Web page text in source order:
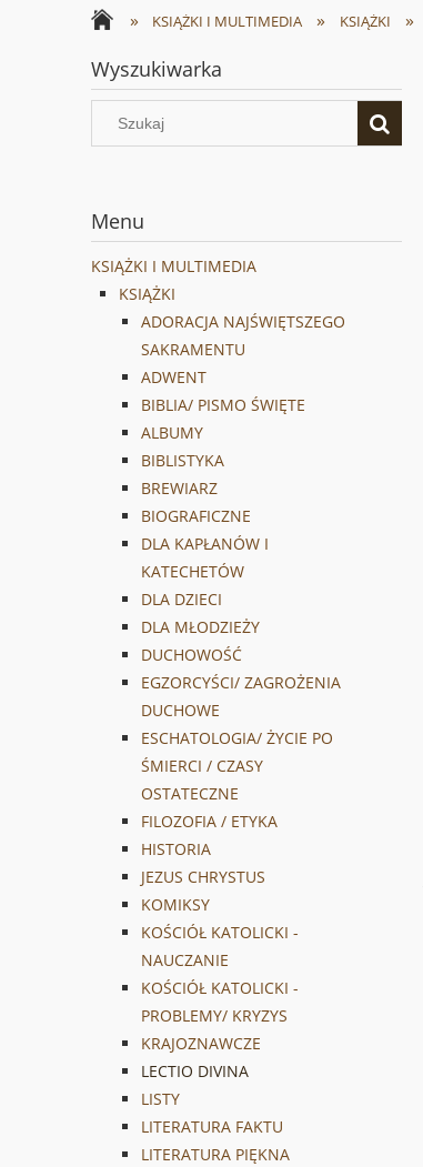
» KSIĄŻKI I MULTIMEDIA » KSIĄŻKI »
Wyszukiwarka
Menu
KSIĄŻKI I MULTIMEDIA
KSIĄŻKI
ADORACJA NAJŚWIĘTSZEGO
SAKRAMENTU
ADWENT
BIBLIA/ PISMO ŚWIĘTE
ALBUMY
BIBLISTYKA
BREWIARZ
BIOGRAFICZNE
DLA KAPŁANÓW I
KATECHETÓW
DLA DZIECI
DLA MŁODZIEŻY
DUCHOWOŚĆ
EGZORCYŚCI/ ZAGROŻENIA
DUCHOWE
ESCHATOLOGIA/ ŻYCIE PO
ŚMIERCI / CZASY
OSTATECZNE
FILOZOFIA / ETYKA
HISTORIA
JEZUS CHRYSTUS
KOMIKSY
KOŚCIÓŁ KATOLICKI -
NAUCZANIE
KOŚCIÓŁ KATOLICKI -
PROBLEMY/ KRYZYS
KRAJOZNAWCZE
LECTIO DIVINA
LISTY
LITERATURA FAKTU
LITERATURA PIĘKNA